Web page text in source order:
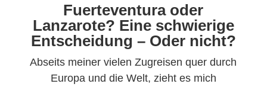
Fuerteventura oder
Lanzarote? Eine schwierige
Entscheidung – Oder nicht?
Abseits meiner vielen Zugreisen quer durch
Europa und die Welt, zieht es mich